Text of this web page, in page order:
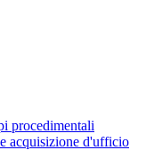
procedimentali
acquisizione d'ufficio